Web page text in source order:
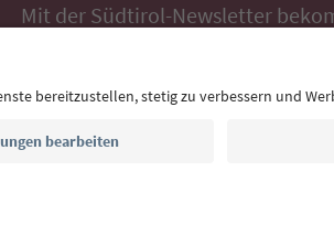
Mit der Südtirol-Newsletter
E-Mail Adresse